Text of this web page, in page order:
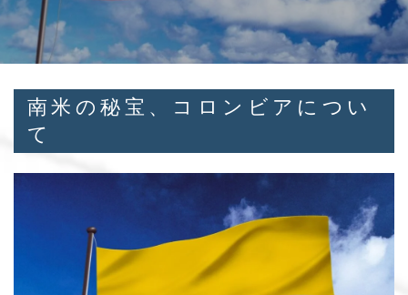
南米の秘宝、コロンビアについ
て